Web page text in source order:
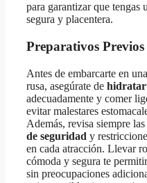
para garantizar que tengas
segura y placentera.
Preparativos Previos
Antes de embarcarte en
rusa, asegúrate de
adecuadamente y comer
evitar malestares
Además, revisa siempre las
de seguridad y
en cada atracción. Llevar
cómoda y segura te
sin preocupaciones